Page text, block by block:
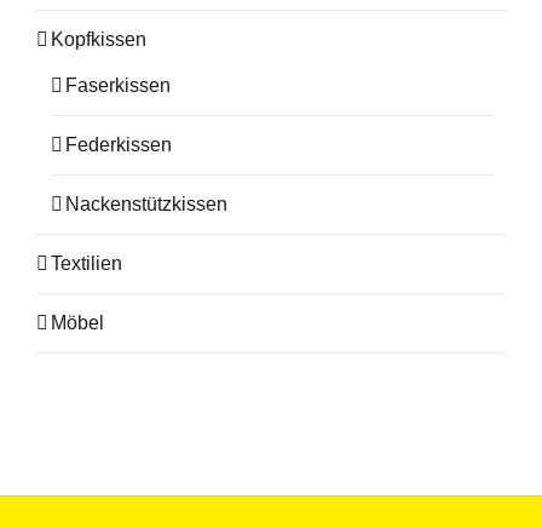
Kopfkissen
Faserkissen
Federkissen
Nackenstützkissen
Textilien
Möbel